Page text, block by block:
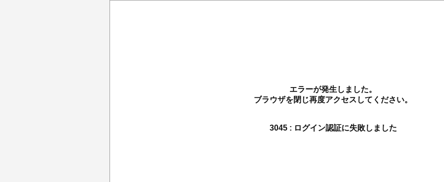
エラーが発生しました。
ブラウザを閉じ再度アクセスしてください。
3045 : ログイン認証に失敗しました